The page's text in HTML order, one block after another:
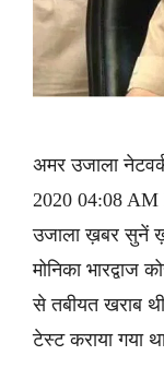
अमर उजाला
2020 04:08 AM
उजाला ख़बर सुनें
मोनिका
से तबीयत खराब
टेस्ट कराया गया